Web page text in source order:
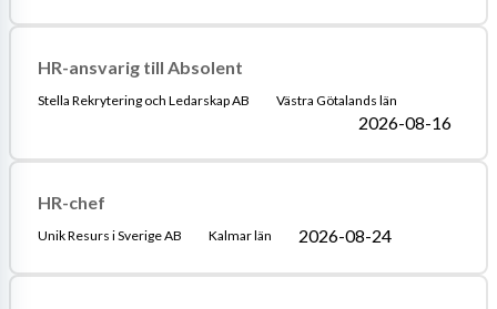
HR-ansvarig till Absolent
Stella Rekrytering och Ledarskap AB Västra Götalands län
2026-08-16
HR-chef
Unik Resurs i Sverige AB Kalmar län 2026-08-24